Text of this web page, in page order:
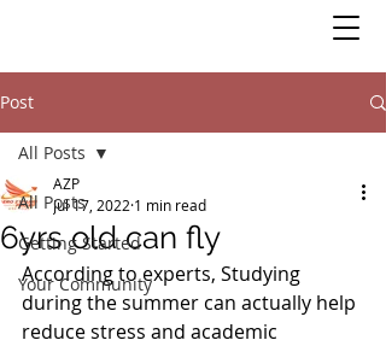
Post
All Posts
Getting Started
Your Community
All Posts
6yrs old can fly
AZP
Jul 17, 2022 1 min read
According to experts, Studying
during the summer can actually help
reduce stress and academic